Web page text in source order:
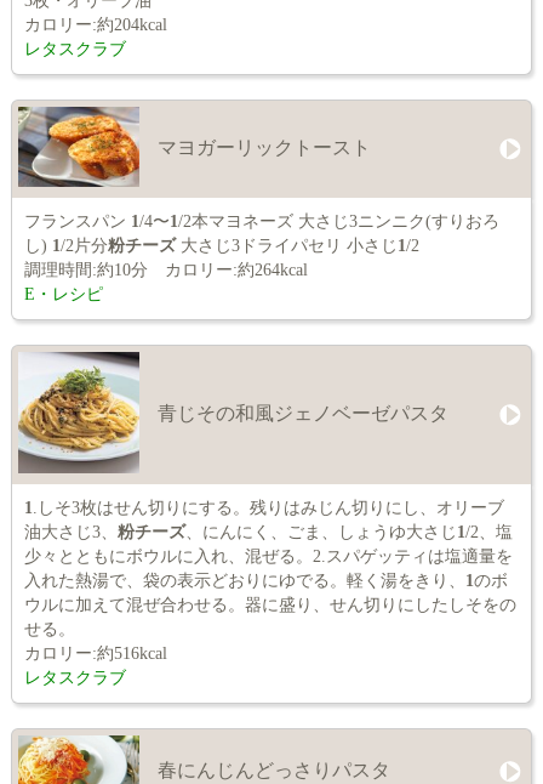
カロリー:約204kcal
レタスクラブ
マヨガーリックトースト
フランスパン 1 /4〜1 /2本マヨネーズ 大さじ3ニンニク(すりおろ
し) 1 /2片分粉チーズ大さじ3ドライパセリ 小さじ 1 /2
調理時間:約10分 カロリー:約264kcal
E・レシピ
青じその和風ジェノベーゼパスタ
1
.しそ3枚はせん切りにする。残りはみじん切りにし、オリーブ
油大さじ3、 粉チーズ、にんにく、ごま、しょうゆ大さじ 1 /2、塩
少々とともにボウルに入れ、混ぜる。2.スパゲッティは塩適量を
入れた熱湯で、袋の表示どおりにゆでる。軽く湯をきり、 1 のボ
ウルに加えて混ぜ合わせる。器に盛り、せん切りにしたしそをの
せる。
カロリー:約516kcal
レタスクラブ
春にんじんどっさりパスタ